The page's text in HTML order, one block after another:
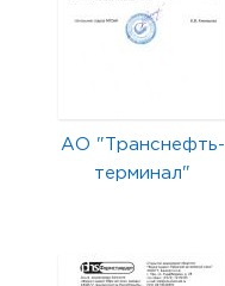
АО "Транснефть-
терминал"